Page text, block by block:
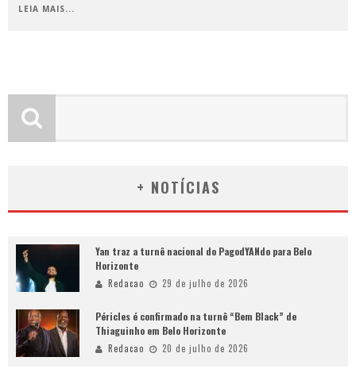
LEIA MAIS...
+ NOTÍCIAS
Yan traz a turnê nacional do PagodYANdo para Belo
Horizonte
Redacao 29 de julho de 2026
Péricles é confirmado na turnê “Bem Black” de
Thiaguinho em Belo Horizonte
Redacao 20 de julho de 2026